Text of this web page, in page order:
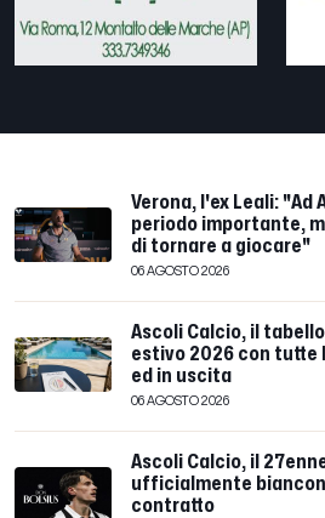
Verona, l'ex Leali: "Ad
periodo importante,
di tornare a giocare"
06 AGOSTO 2026
Ascoli Calcio, il
estivo 2026 con tutte
ed in uscita
06 AGOSTO 2026
Ascoli Calcio, il
ufficialmente
contratto